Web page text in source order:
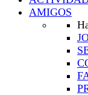
AMIGOS